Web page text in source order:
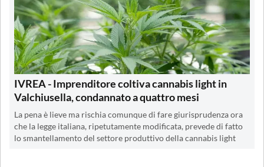
IVREA - Imprenditore coltiva cannabis light in
Valchiusella, condannato a quattro mesi
La pena è lieve ma rischia comunque di fare giurisprudenza ora
che la legge italiana, ripetutamente modificata, prevede di fatto
lo smantellamento del settore produttivo della cannabis light